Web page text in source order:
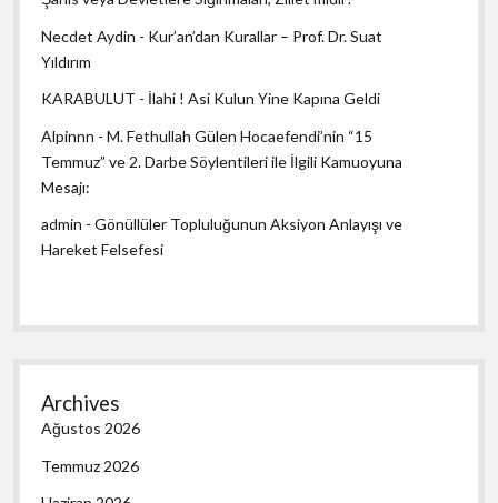
Necdet Aydin - Kur’an’dan Kurallar – Prof. Dr. Suat
Yıldırım
KARABULUT - İlahi ! Asi Kulun Yine Kapına Geldi
Alpinnn -M. Fethullah Gülen Hocaefendi’nin “15
Temmuz” ve 2. Darbe Söylentileri ile İlgili Kamuoyuna
Mesajı:
admin -Gönüllüler Topluluğunun Aksiyon Anlayışı ve
Hareket Felsefesi
Archives
Ağustos 2026
Temmuz 2026